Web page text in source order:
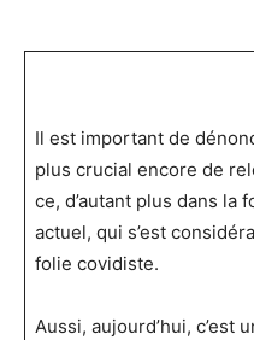
Il est important de
plus crucial encore de
ce, d’autant plus dans la
actuel, qui s’est
folie covidiste.
Aussi, aujourd’hui, c’est